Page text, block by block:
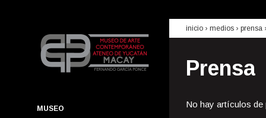
MUSEO
inicio › medios › prensa
Prensa
No hay artículos de